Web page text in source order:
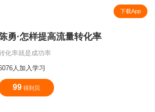
下载App
陈勇·怎样提高流量转化率
化率就是成功率
人加入学习
99 得到贝